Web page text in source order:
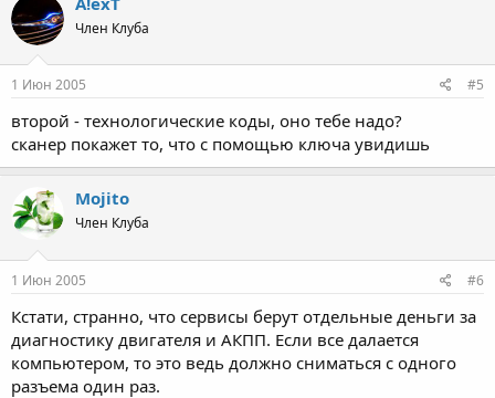
Член Клуба
1 Июн 2005 #5
второй - технологические коды, оно тебе надо?
сканер покажет то, что с помощью ключа увидишь
Mojito
Член Клуба
1 Июн 2005 #6
Кстати, странно, что сервисы берут отдельные деньги за
диагностику двигателя и АКПП. Если все далается
компьютером, то это ведь должно сниматься с одного
разъема один раз.